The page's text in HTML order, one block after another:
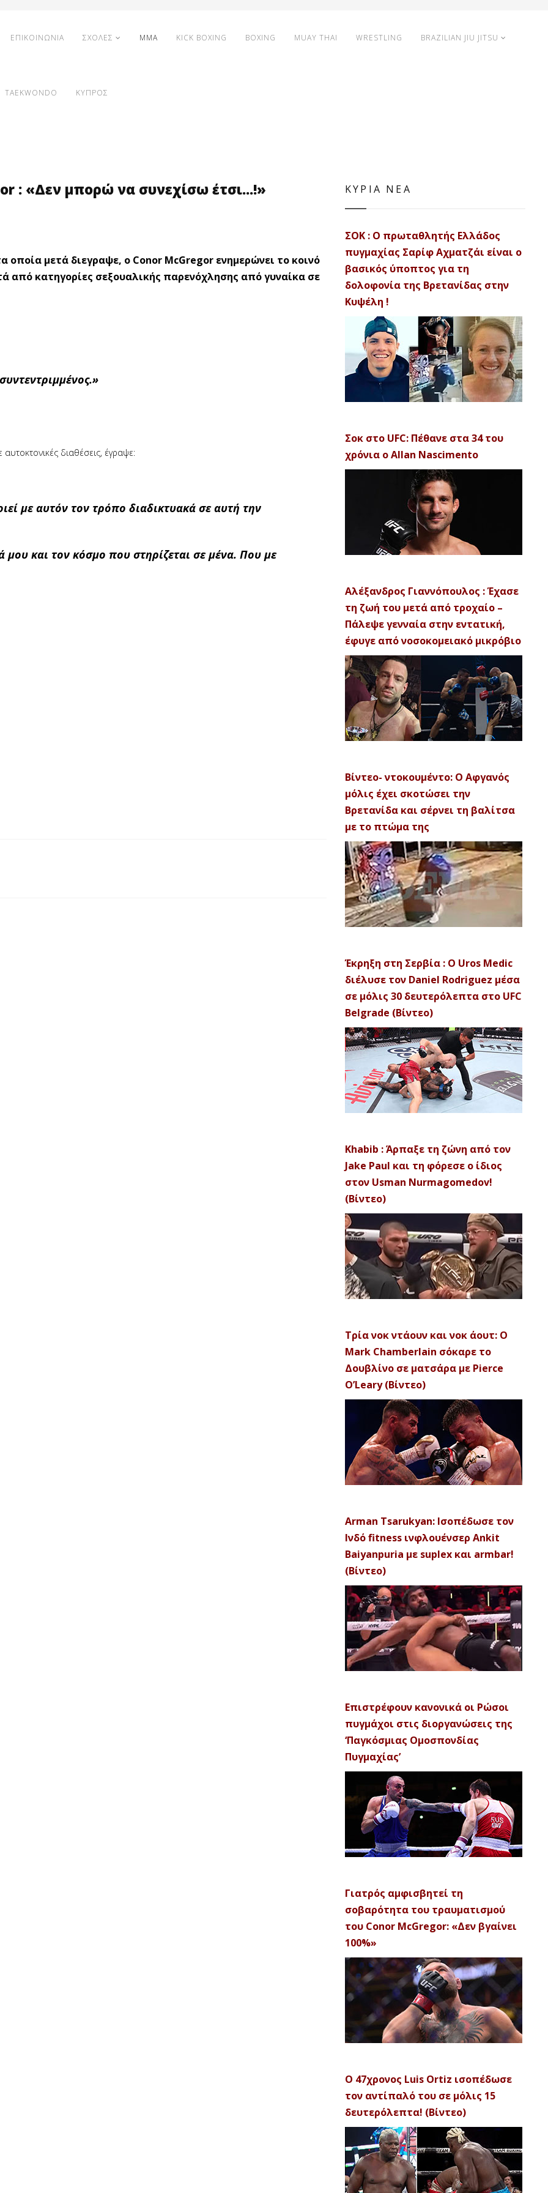
ΕΠΙΚΟΙΝΩΝΙΑ ΣΧΟΛΕΣ MMA KICK BOXING BOXING MUAY THAI WRESTLING BRAZILIAN JIU JITSU
TAEKWONDO ΚΥΠΡΟΣ
: «Δεν μπορώ να συνεχίσω έτσι...!»
μετά διεγραψε, ο Conor McGregor ενημερώνει το κοινό
από κατηγορίες σεξουαλικής παρενόχλησης από γυναίκα σε
διαθέσεις, έγραψε:
με αυτόν τον τρόπο διαδικτυακά σε αυτή την
και τον κόσμο που στηρίζεται σε μένα. Που με
ΚΥΡΙΑ ΝΕΑ
ΣΟΚ : Ο πρωταθλητής Ελλάδος
πυγμαχίας Σαρίφ Αχματζάι είναι ο
βασικός ύποπτος για τη
δολοφονία της Βρετανίδας στην
Κυψέλη !
Σοκ στο UFC: Πέθανε στα 34 του
χρόνια ο Allan Nascimento
Αλέξανδρος Γιαννόπουλος : Έχασε
τη ζωή του μετά από τροχαίο –
Πάλεψε γενναία στην εντατική,
έφυγε από νοσοκομειακό μικρόβιο
Βίντεο- ντοκουμέντο: Ο Αφγανός
μόλις έχει σκοτώσει την
Βρετανίδα και σέρνει τη βαλίτσα
με το πτώμα της
Έκρηξη στη Σερβία : Ο Uros Medic
διέλυσε τον Daniel Rodriguez μέσα
σε μόλις 30 δευτερόλεπτα στο UFC
Belgrade (Βίντεο)
Khabib : Άρπαξε τη ζώνη από τον
Jake Paul και τη φόρεσε ο ίδιος
στον Usman Nurmagomedov!
(Βίντεο)
Τρία νοκ ντάουν και νοκ άουτ: Ο
Mark Chamberlain σόκαρε το
Δουβλίνο σε ματσάρα με Pierce
O’Leary (Βίντεο)
Arman Tsarukyan: Ισοπέδωσε τον
Ινδό fitness ινφλουένσερ Ankit
Baiyanpuria με suplex και armbar!
(Βίντεο)
Επιστρέφουν κανονικά οι Ρώσοι
πυγμάχοι στις διοργανώσεις της
‘Παγκόσμιας Ομοσπονδίας
Πυγμαχίας’
Γιατρός αμφισβητεί τη
σοβαρότητα του τραυματισμού
του Conor McGregor: «Δεν βγαίνει
100%»
Ο 47χρονος Luis Ortiz ισοπέδωσε
τον αντίπαλό του σε μόλις 15
δευτερόλεπτα! (Βίντεο)